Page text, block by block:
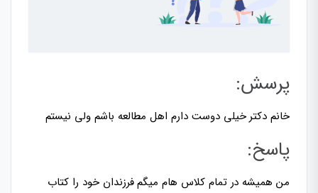
پرسش:
خانم دکتر خیلی دوست دارم اهل مطالعه باشم ولی نیستم
پاسخ:
من همیشه در تمام کلاس هام میگم فرزندان خود را کتاب